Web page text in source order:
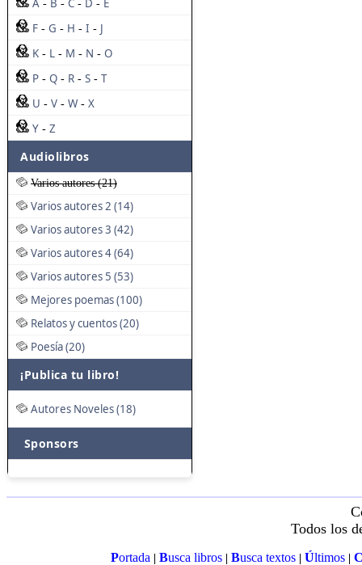
A - B - C - D - E
F - G - H - I - J
K - L - M - N - O
P - Q - R - S - T
U - V - W - X
Y - Z
Audiolibros
Varios autores (21)
Varios autores 2 (14)
Varios autores 3 (42)
Varios autores 4 (64)
Varios autores 5 (53)
Mejores poemas (100)
Relatos y cuentos (20)
Poesía (20)
¡Publica tu libro!
Autores Noveles (18)
Sponsors
Todos los
Portada| Busca libros| Busca textos| Últimos|